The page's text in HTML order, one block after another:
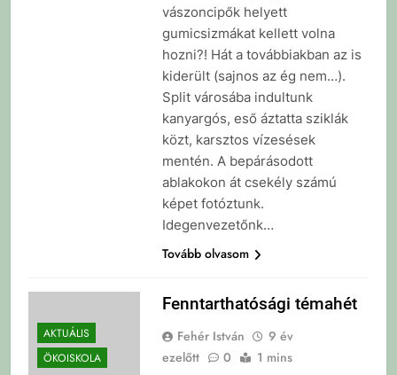
vászoncipők helyett
gumicsizmákat kellett volna
hozni?! Hát a továbbiakban az is
kiderült (sajnos az ég nem…).
Split városába indultunk
kanyargós, eső áztatta sziklák
közt, karsztos vízesések
mentén. A bepárásodott
ablakokon át csekély számú
képet fotóztunk.
Idegenvezetőnk…
Tovább olvasom
AKTUÁLIS
ÖKOISKOLA
Fenntarthatósági témahét
Fehér István
9 év
ezelőtt
0 1 mins